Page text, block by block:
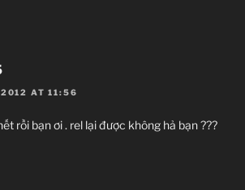
AT 11:56
rồi bạn ơi . rel lại được không hả bạn ???